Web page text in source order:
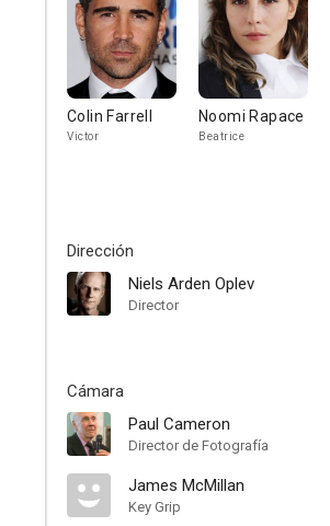
Colin Farrell
Victor
Noomi Rapace
Beatrice
Dirección
Niels Arden Oplev
Director
Cámara
Paul Cameron
Director de Fotografía
James McMillan
Key Grip